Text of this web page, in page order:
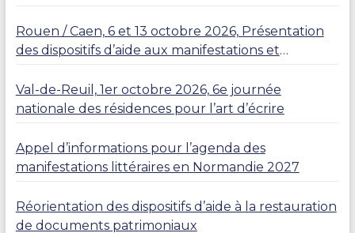
Rouen / Caen, 6 et 13 octobre 2026, Présentation
des dispositifs d’aide aux manifestations et
Val-de-Reuil, 1er octobre 2026, 6e journée
nationale des résidences pour l’art d’écrire
Appel d’informations pour l’agenda des
manifestations littéraires en Normandie 2027
Réorientation des dispositifs d’aide à la restauration
de documents patrimoniaux